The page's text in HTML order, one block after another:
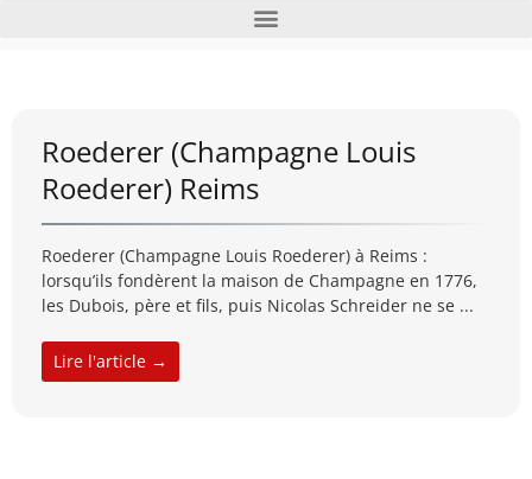
Roederer (Champagne Louis
Roederer) Reims
Roederer (Champagne Louis Roederer) à Reims :
lorsqu’ils fondèrent la maison de Champagne en 1776,
les Dubois, père et fils, puis Nicolas Schreider ne se ...
Lire l'article →